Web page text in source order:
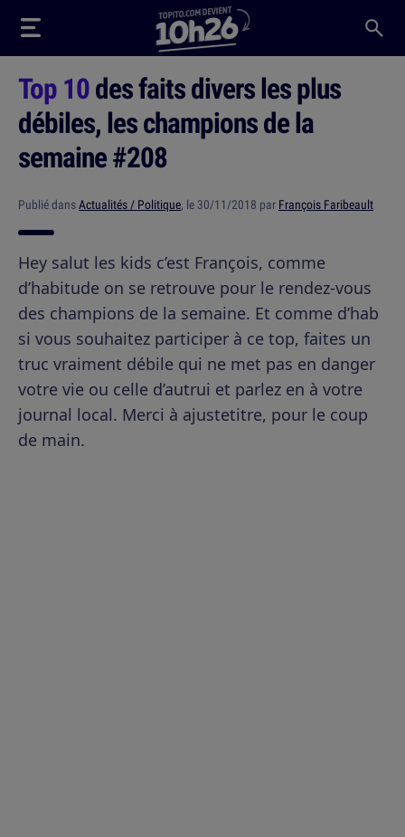
Top 10des faits divers les plus
débiles, les champions de la
semaine #208
Publié dansActualités / Politique, le 30/11/2018 par François Faribeault
Hey salut les kids c’est François, comme
d’habitude on se retrouve pour le rendez-vous
des champions de la semaine. Et comme d’hab
si vous souhaitez participer à ce top, faites un
truc vraiment débile qui ne met pas en danger
votre vie ou celle d’autrui et parlez en à votre
journal local. Merci à ajustetitre, pour le coup
de main.